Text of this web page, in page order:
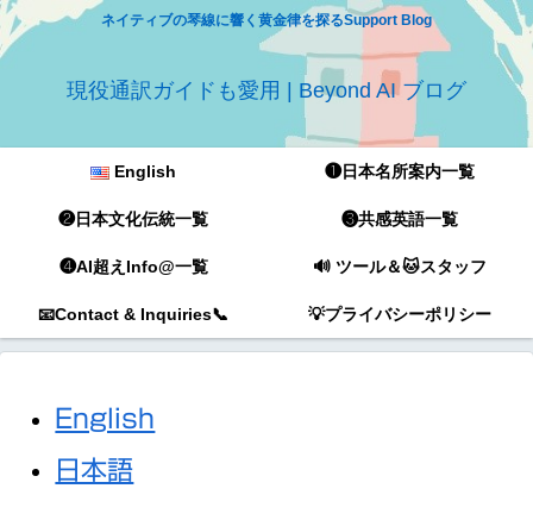
ネイティブの琴線に響く黄金律を探るSupport Blog
現役通訳ガイドも愛用 | Beyond AI ブログ
English ❶日本名所案内一覧
❷日本文化伝統一覧 ❸共感英語一覧
❹AI超えInfo@一覧 🔊 ツール＆🐱スタッフ
📧Contact & Inquiries📞 💡プライバシーポリシー
English
日本語